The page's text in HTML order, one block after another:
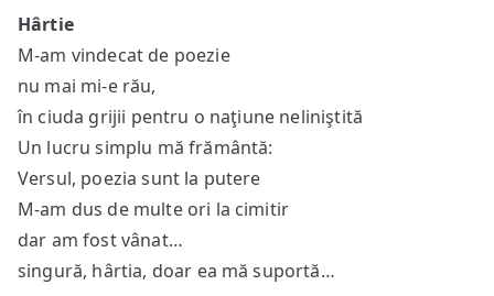
Hârtie
M-am vindecat de poezie
nu mai mi-e rău,
în ciuda grijii pentru o naţiune neliniştită
Un lucru simplu mă frământă:
Versul, poezia sunt la putere
M-am dus de multe ori la cimitir
dar am fost vânat…
singură, hârtia, doar ea mă suportă…